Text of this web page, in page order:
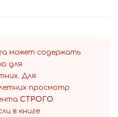
может содержать
для
Для
просмотр
СТРОГО
в книге